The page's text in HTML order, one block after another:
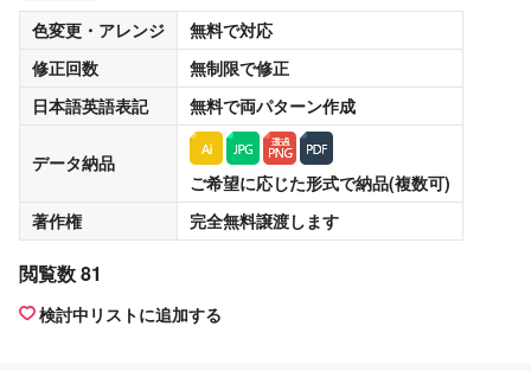
色変更・アレンジ
無料で対応
修正回数
無制限で修正
日本語英語表記
無料で両パターン作成
データ納品
ご希望に応じた形式で納品(複数可)
著作権
完全無料譲渡します
閲覧数 81
検討中リストに追加する